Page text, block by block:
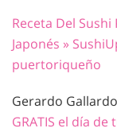
Receta Del
Japonés »
puertoriqueño
Gerardo Gallardo
GRATIS el día